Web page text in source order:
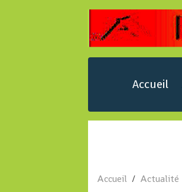
Accueil
Accueil Actualité